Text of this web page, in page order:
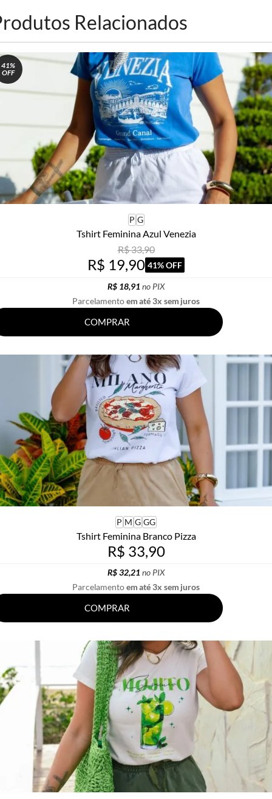
Relacionados
41%
OFF
P G
Tshirt Feminina Azul Venezia
R$ 33,90
R$ 19,90 41% OFF
R$ 18,91 no PIX
Parcelamentoem até 3x sem juros
COMPRAR
P M G GG
Tshirt Feminina Branco Pizza
R$ 33,90
R$ 32,21 no PIX
Parcelamentoem até 3x sem juros
COMPRAR